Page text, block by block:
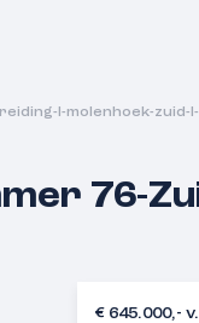
l-molenhoek-zuid-
76-
€ 645.000,-